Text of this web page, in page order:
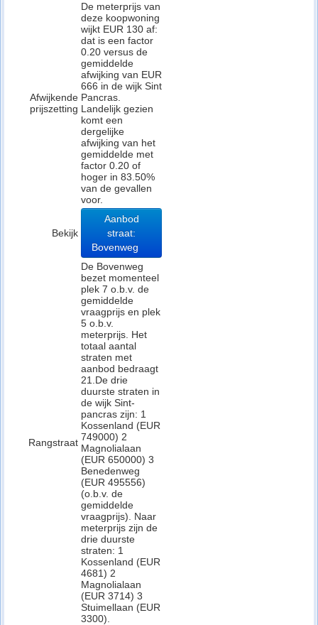
Afwijkende
prijszetting
De meterprijs van
deze koopwoning
wijkt EUR 130 af:
dat is een factor
0.20 versus de
gemiddelde
afwijking van EUR
666 in de wijk Sint
Pancras.
Landelijk gezien
komt een
dergelijke
afwijking van het
gemiddelde met
factor 0.20 of
hoger in 83.50%
van de gevallen
voor.
Bekijk
Aanbod
straat:
Bovenweg
Rangstraat
De Bovenweg
bezet momenteel
plek 7 o.b.v. de
gemiddelde
vraagprijs en plek
5 o.b.v.
meterprijs. Het
totaal aantal
straten met
aanbod bedraagt
21.De drie
duurste straten in
de wijk Sint-
pancras zijn: 1
Kossenland (EUR
749000) 2
Magnolialaan
(EUR 650000) 3
Benedenweg
(EUR 495556)
(o.b.v. de
gemiddelde
vraagprijs). Naar
meterprijs zijn de
drie duurste
straten: 1
Kossenland (EUR
4681) 2
Magnolialaan
(EUR 3714) 3
Stuimellaan (EUR
3300).